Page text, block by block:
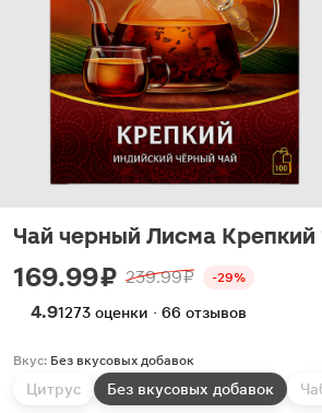
Чай черный Лисма Крепкий
169.99 ₽ 239.99 ₽ -29%
4.91273 оценки · 66 отзывов
Вкус: Без вкусовых добавок
Цитрус Без вкусовых добавок